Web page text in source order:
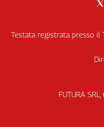
Testata registrata presso il
FUTURA